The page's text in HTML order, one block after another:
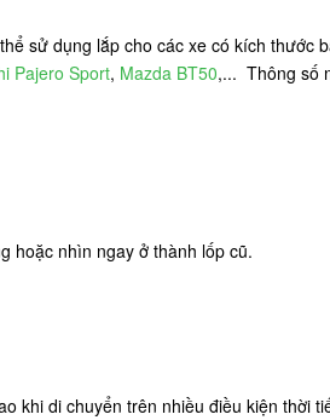
sử dụng lắp cho các xe có kích thước
Pajero Sport, Mazda BT50,... Thông số
hoặc nhìn ngay ở thành lốp cũ.
khi di chuyển trên nhiều điều kiện thời